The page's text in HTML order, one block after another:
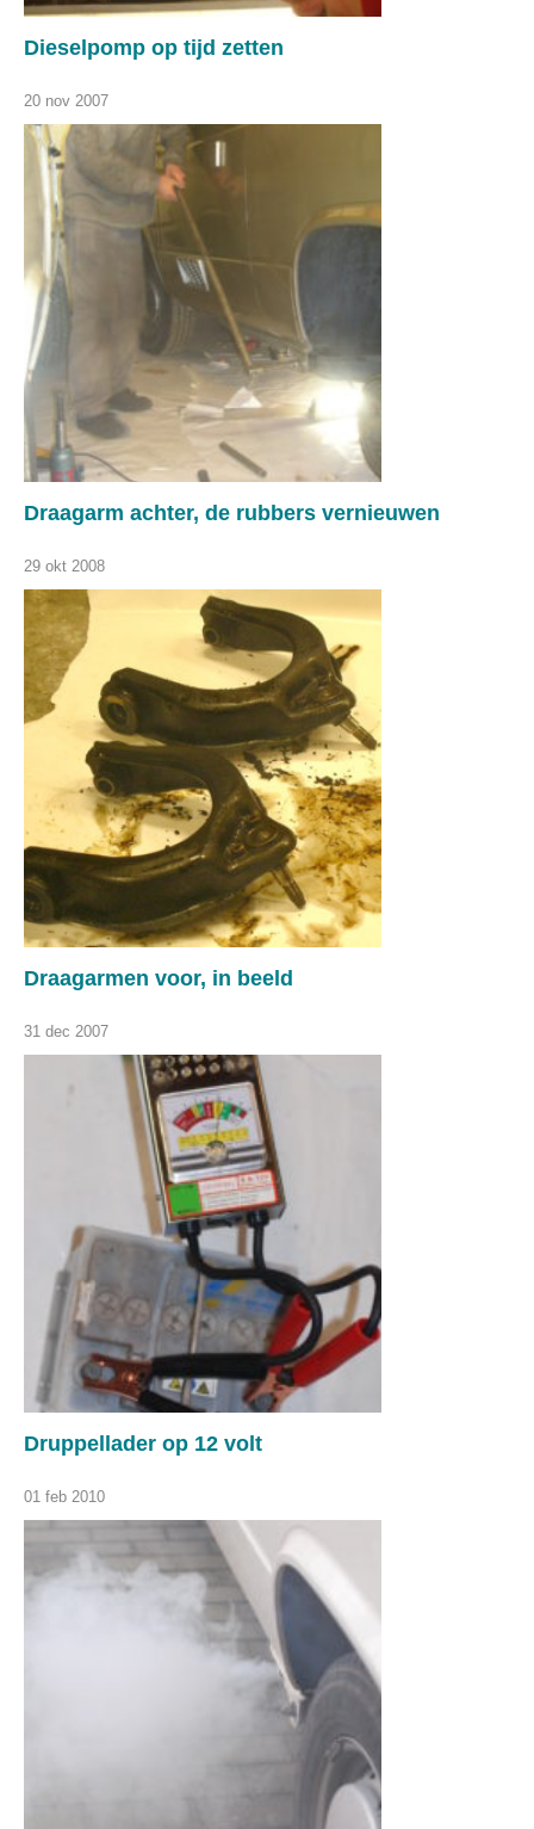
Dieselpomp op tijd zetten
20 nov 2007
Draagarm achter, de rubbers vernieuwen
29 okt 2008
Draagarmen voor, in beeld
31 dec 2007
Druppellader op 12 volt
01 feb 2010